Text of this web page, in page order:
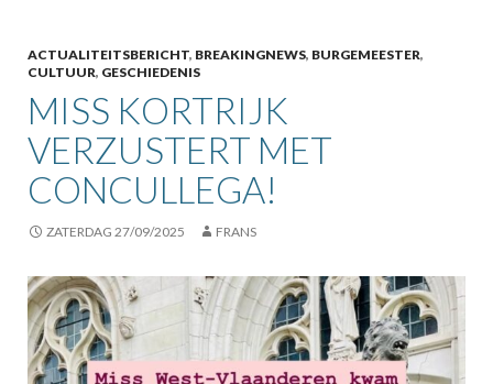
ACTUALITEITSBERICHT, BREAKINGNEWS, BURGEMEESTER,
CULTUUR, GESCHIEDENIS
MISS KORTRIJK
VERZUSTERT MET
CONCULLEGA!
ZATERDAG 27/09/2025 FRANS